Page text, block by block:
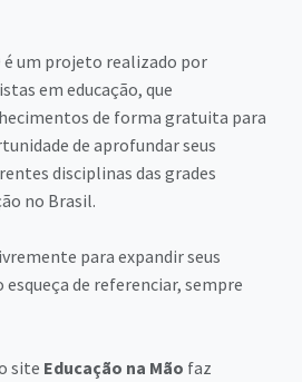
é um projeto realizado por
em educação, que
de forma gratuita para
de aprofundar seus
disciplinas das grades
no Brasil.
para expandir seus
de referenciar, sempre
site Educação na Mão faz